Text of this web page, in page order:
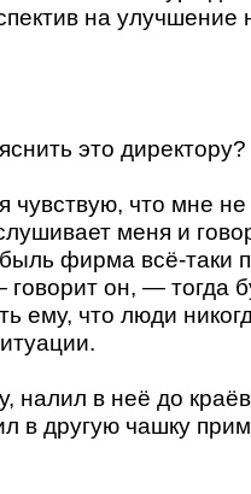
на улучшение
это
что мне не
меня и
фирма всё-таки
он, — тогда
ему, что люди
налил в неё до
в другую чашку